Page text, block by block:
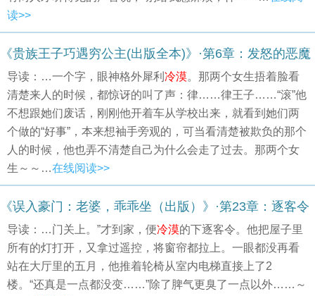
读>>
《贵族王子巧遇穷公主(出版全本)》·第6章：发怒的恶魔
导读：…一个字，眼神格外犀利 冷漠。那两个女生捂着脸看
清楚来人的时候，都惊讶的叫了声：律……律王子……“滚”他
不想跟她们废话，刚刚他开着车从学校出来，就看到她们两
个做的“好事”，本来想袖手旁观的，可当看清楚被欺负的那个
人的时候，他也弄不清楚自己为什么会走了过去。那两个女
生～～…在线阅读>>
《误入豪门：老婆，乖乖坐（出版）》·第23章：逐客令
导读：…门关上。”才到家，便冷漠的下逐客令。他把屋子里
所有的灯打开，又拿过遥控，将窗帘都拉上。一眼都没再看
站在大厅里的五月，他推着轮椅从室内电梯直接上了2
楼。“还真是一点都没变……”除了脾气更臭了一点以外……～